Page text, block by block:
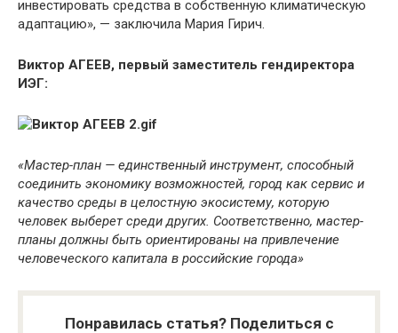
инвестировать средства в собственную климатическую
адаптацию», — заключила Мария Гирич.
Виктор АГЕЕВ, первый заместитель гендиректора
ИЭГ:
«Мастер-план — единственный инструмент, способный
соединить экономику возможностей, город как сервис и
качество среды в целостную экосистему, которую
человек выберет среди других. Соответственно, мастер-
планы должны быть ориентированы на привлечение
человеческого капитала в российские города»
Понравилась статья? Поделиться с